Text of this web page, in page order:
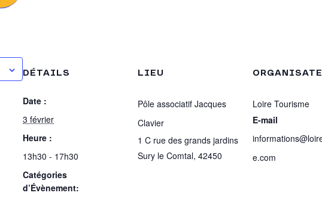
DÉTAILS
Date :
3 février
Heure :
13h30 - 17h30
Catégories
d’Évènement:
LIEU
Pôle associatif Jacques
Clavier
1 C rue des grands jardins
Sury le Comtal, 42450
Loire Tourisme
E-mail
e.com